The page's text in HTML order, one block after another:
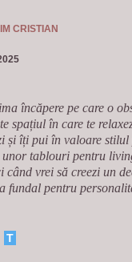
CRISTIAN
încăpere pe care o
spațiul în care te
și îți pui în valoare
unor tablouri pentru
când vrei să creezi un
fundal pentru
T